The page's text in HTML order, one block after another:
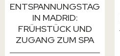
ENTSPANNUNGSTAG
IN MADRID:
FRÜHSTÜCK UND
ZUGANG ZUM SPA